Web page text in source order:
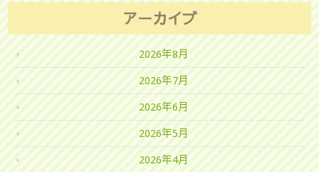
アーカイブ
2026年8月
2026年7月
2026年6月
2026年5月
2026年4月